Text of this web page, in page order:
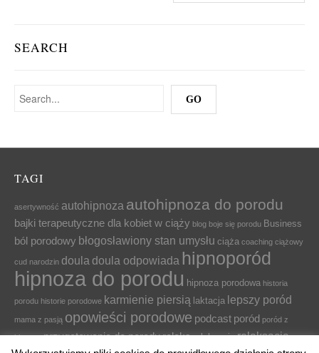
SEARCH
TAGI
asertywność autohipnoza autohipnoza do porodu
bajki terapeutyczne dla kobiet w ciąży blog boje się porodu Business
ból porodowy błogosławiony stan umysłu ciąża coaching ciążowy
cud narodzin doula doula odpowiada hipnoporód
hipnoza do porodu hipnoza porodowa historia
porodu historie porodowe karmienie piersią laktacja lepszy poród
mama z pasją opowieści porodowe podcast poród poród z
hipnozą przygotowanie do porodurelaks relaksacja relaksacja